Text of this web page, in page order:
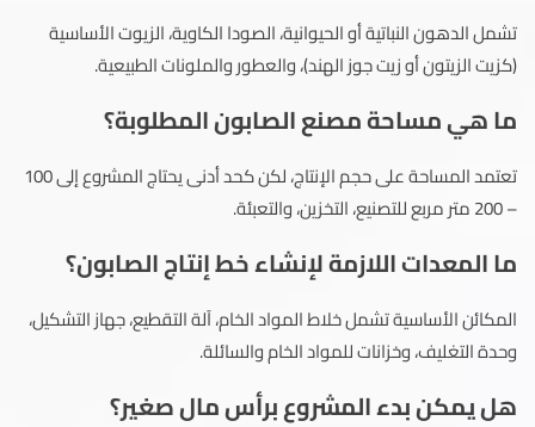
تشمل الدهون النباتية أو الحيوانية، الصودا الكاوية، الزيوت الأساسية
(كزيت الزيتون أو زيت جوز الهند)، والعطور والملونات الطبيعية.
ما هي مساحة مصنع الصابون المطلوبة؟
تعتمد المساحة على حجم الإنتاج، لكن كحد أدنى يحتاج المشروع إلى 100
– 200 متر مربع للتصنيع، التخزين، والتعبئة.
ما المعدات اللازمة لإنشاء خط إنتاج الصابون؟
المكائن الأساسية تشمل خلاط المواد الخام، آلة التقطيع، جهاز التشكيل،
وحدة التغليف، وخزانات للمواد الخام والسائلة.
هل يمكن بدء المشروع برأس مال صغير؟